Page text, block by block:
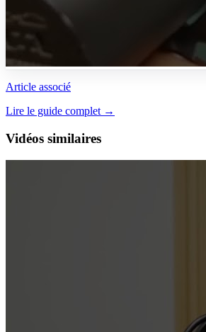
Article associé
Lire le guide complet →
Vidéos similaires